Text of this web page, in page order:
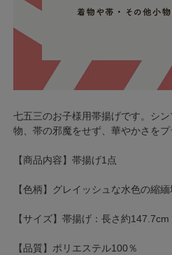
七五三のお子様用帯揚げです。シ
物、帯の邪魔をせず、華やかさをプ
【商品内容】帯揚げ1点
【色柄】グレイッシュな水色の縮緬
【サイズ】帯揚げ：長さ約
【品質】ポリエステル100％